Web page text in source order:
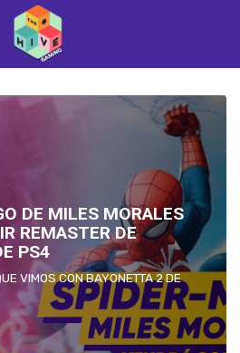
DE MILES MORALES
REMASTER DE
PS4
VIMOS CON BAYONETTA 2 DE